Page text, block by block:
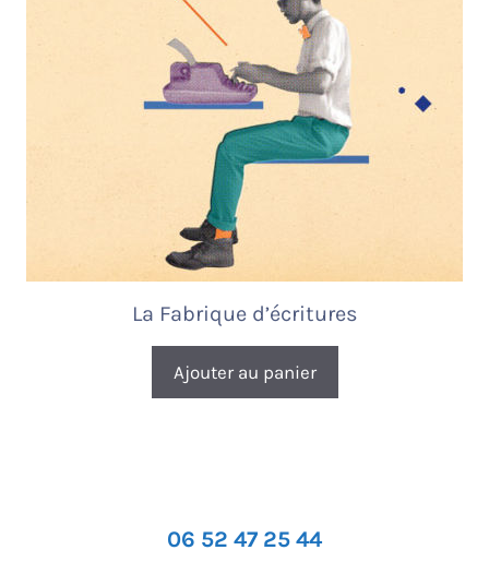
La Fabrique d’écritures
Ajouter au panier
06 52 47 25 44